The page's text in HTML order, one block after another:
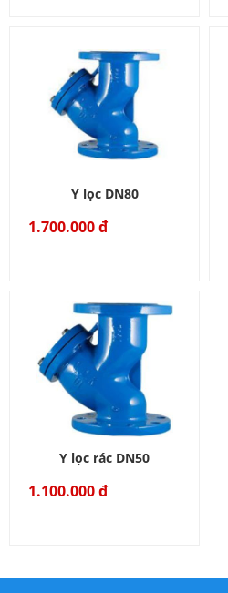
Y lọc DN80
1.700.000 đ
Y lọc rác DN50
1.100.000 đ